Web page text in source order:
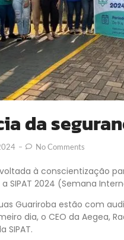
da
No Comments
à conscientização
SIPAT 2024 (Semana
Guariroba estão com
dia, o CEO da Aegea,
SIPAT.